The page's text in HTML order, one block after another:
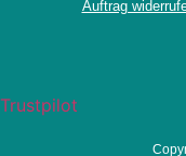
Auftrag
Trustpilot